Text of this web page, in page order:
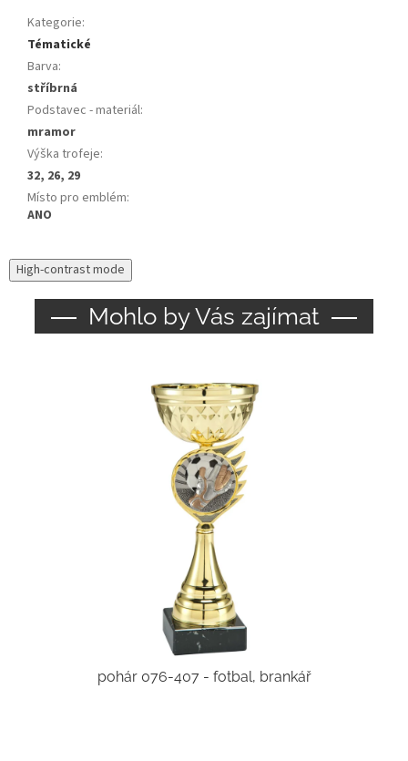
Kategorie:
Tématické
Barva:
stříbrná
Podstavec - materiál:
mramor
Výška trofeje:
32, 26, 29
Místo pro emblém:
ANO
High-contrast mode
Mohlo by Vás zajímat
pohár 076-407 - fotbal, brankář